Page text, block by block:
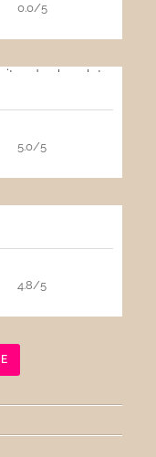
0.0/5
et pepites de
5.0/5
4.8/5